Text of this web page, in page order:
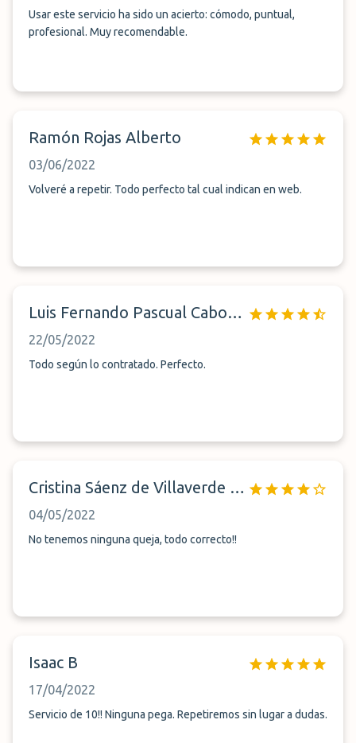
Usar este servicio ha sido un acierto: cómodo, puntual,
profesional. Muy recomendable.
Ramón Rojas Alberto
03/06/2022
Volveré a repetir. Todo perfecto tal cual indican en web.
Luis Fernando Pascual Cabornero
22/05/2022
Todo según lo contratado. Perfecto.
Cristina Sáenz de Villaverde Pérez
04/05/2022
No tenemos ninguna queja, todo correcto!!
Isaac B
17/04/2022
Servicio de 10!! Ninguna pega. Repetiremos sin lugar a dudas.